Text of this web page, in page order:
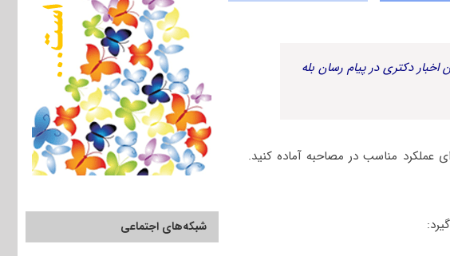
دکتری در پیام رسان بله
عملکرد مناسب در مصاحبه آماده کنید.
شبکه‌های اجتماعی